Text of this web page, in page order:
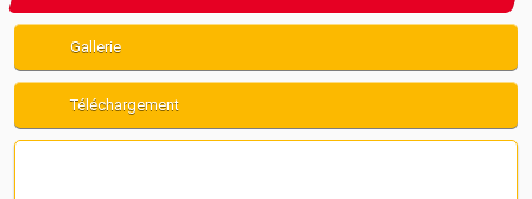
Gallerie
Téléchargement